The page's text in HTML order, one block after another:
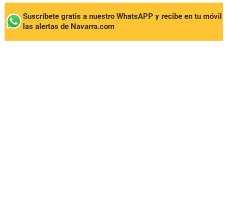
Suscríbete gratis a nuestro WhatsAPP y recibe en tu móvil
las alertas de Navarra.com